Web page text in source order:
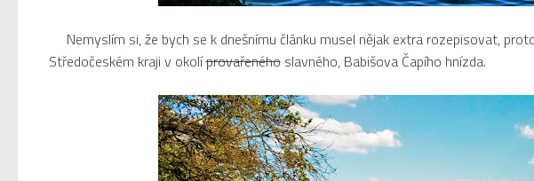
Nemyslím si, že bych se k dnešnímu článku musel nějak extra rozepisovat,
Středočeském kraji v okolíprovařenéhoslavného, Babišova Čapího hnízda.